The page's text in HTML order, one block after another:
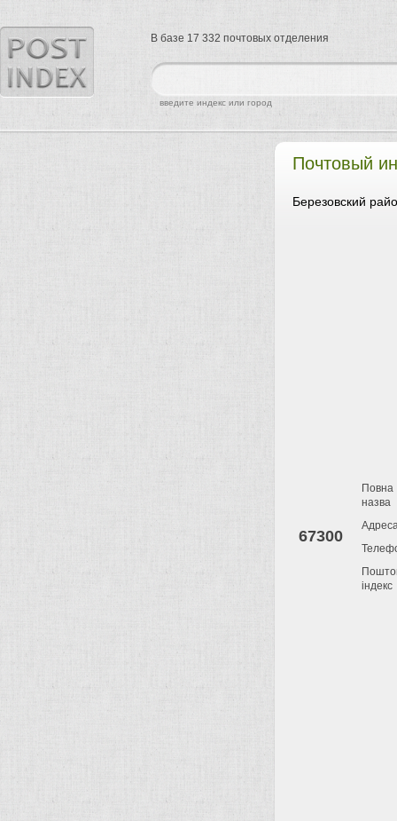
Почтовый
Березовский
67300
Повна
назва
індекс
найти
введите индекс или город
В базе 17 332 почтовых отделения